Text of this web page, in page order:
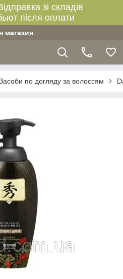
зі складів
після оплати
магазин
по догляду за волоссям